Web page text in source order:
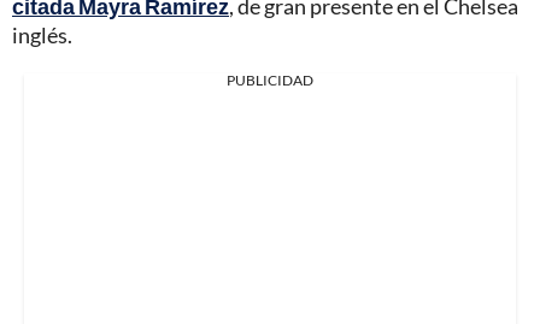
citada Mayra Ramírez, de gran presente en el Chelsea
inglés.
PUBLICIDAD